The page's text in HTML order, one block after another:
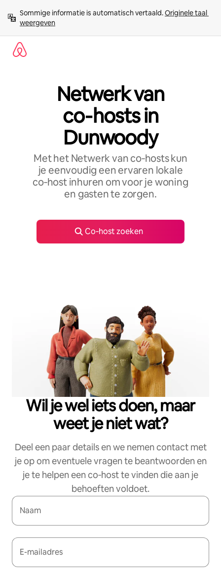
direct
naar
inhoud
Sommige informatie is automatisch vertaald. Originele taal
weergeven
Netwerk van
co‑hosts in
Dunwoody
Met het Netwerk van co‑hosts kun
je eenvoudig een ervaren lokale
co‑host inhuren om voor je woning
en gasten te zorgen.
Co‑host zoeken
Wil je wel iets doen, maar
weet je niet wat?
Deel een paar details en we nemen contact met
je op om eventuele vragen te beantwoorden en
je te helpen een co‑host te vinden die aan je
behoeften voldoet.
Naam
E-mailadres